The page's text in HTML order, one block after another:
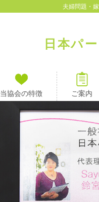
夫婦問題・
日本パ
当協会の特徴 ご案内